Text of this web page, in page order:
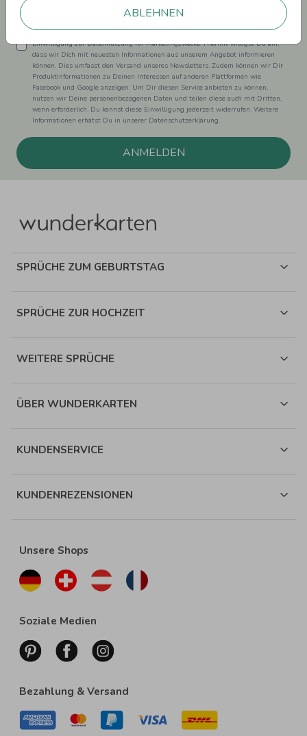
ABLEHNEN
Einwilligung zur Datennutzung für Marketingzwecke: Hiermit willigst Du ein,
dass wir Dich mit neuesten Informationen aus unserem Angebot informieren
können. Dies umfasst den Versand unseres Newsletters. Zudem können wir Dir
Produktinformationen zu Deinen Interessen auf anderen Plattformen wie
Facebook und Google anzeigen. Um Dir diesen Service anbieten zu können,
nutzen wir Deine personenbezogenen Daten und teilen diese auch mit Dritten,
wenn erforderlich. Du kannst diese Einwilligung jederzeit widerrufen. Weitere
Informationen erhätst Du in unserer Datenschutzerklärung.
ANMELDEN
SPRÜCHE ZUM GEBURTSTAG
SPRÜCHE ZUR HOCHZEIT
WEITERE SPRÜCHE
ÜBER WUNDERKARTEN
KUNDENSERVICE
KUNDENREZENSIONEN
Unsere Shops
Soziale Medien
Bezahlung & Versand